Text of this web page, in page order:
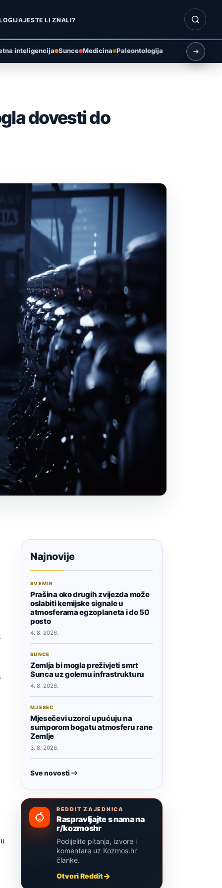
JESTE LI ZNALI?
Otvori
inteligencija Sunce Medicina Paleontologija
dovesti do
Najnovije
SVEMIR
Prašina oko drugih zvijezda može
oslabiti kemijske signale u
atmosferama egzoplaneta i do 50
posto
4. 8. 2026.
SUNCE
Zemlja bi mogla preživjeti smrt
Sunca uz golemu infrastrukturu
4. 8. 2026.
MJESEC
Mjesečevi uzorci upućuju na
sumporom bogatu atmosferu rane
Zemlje
3. 8. 2026.
Sve novosti
REDDIT ZAJEDNICA
Raspravljajte s nama na
r/kozmoshr
Podijelite pitanja, izvore i
komentare uz Kozmos.hr
članke.
Otvori Reddit